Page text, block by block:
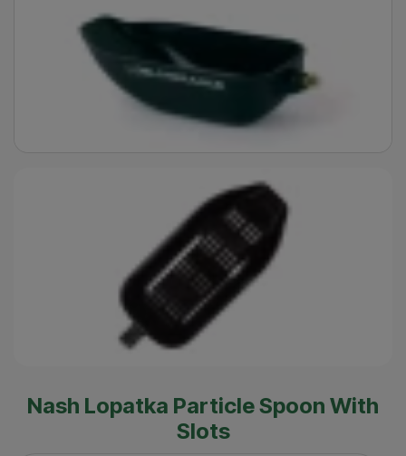
Nash Lopatka Particle Spoon With
Slots